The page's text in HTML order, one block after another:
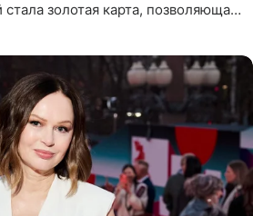
стала золотая карта, позволяющая